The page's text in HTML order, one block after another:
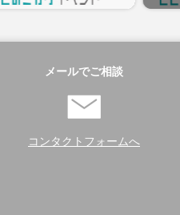
メールでご相談
コンタクトフォームへ